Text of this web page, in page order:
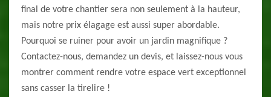
final de votre chantier sera non seulement à la hauteur,
mais notre prix élagage est aussi super abordable.
Pourquoi se ruiner pour avoir un jardin magnifique ?
Contactez-nous, demandez un devis, et laissez-nous vous
montrer comment rendre votre espace vert exceptionnel
sans casser la tirelire !